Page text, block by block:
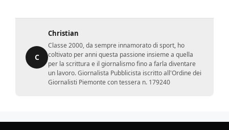
C
Christian
Classe 2000, da sempre innamorato di sport, ho
coltivato per anni questa passione insieme a quella
per la scrittura e il giornalismo fino a farla diventare
un lavoro. Giornalista Pubblicista iscritto all'Ordine dei
Giornalisti Piemonte con tessera n. 179240